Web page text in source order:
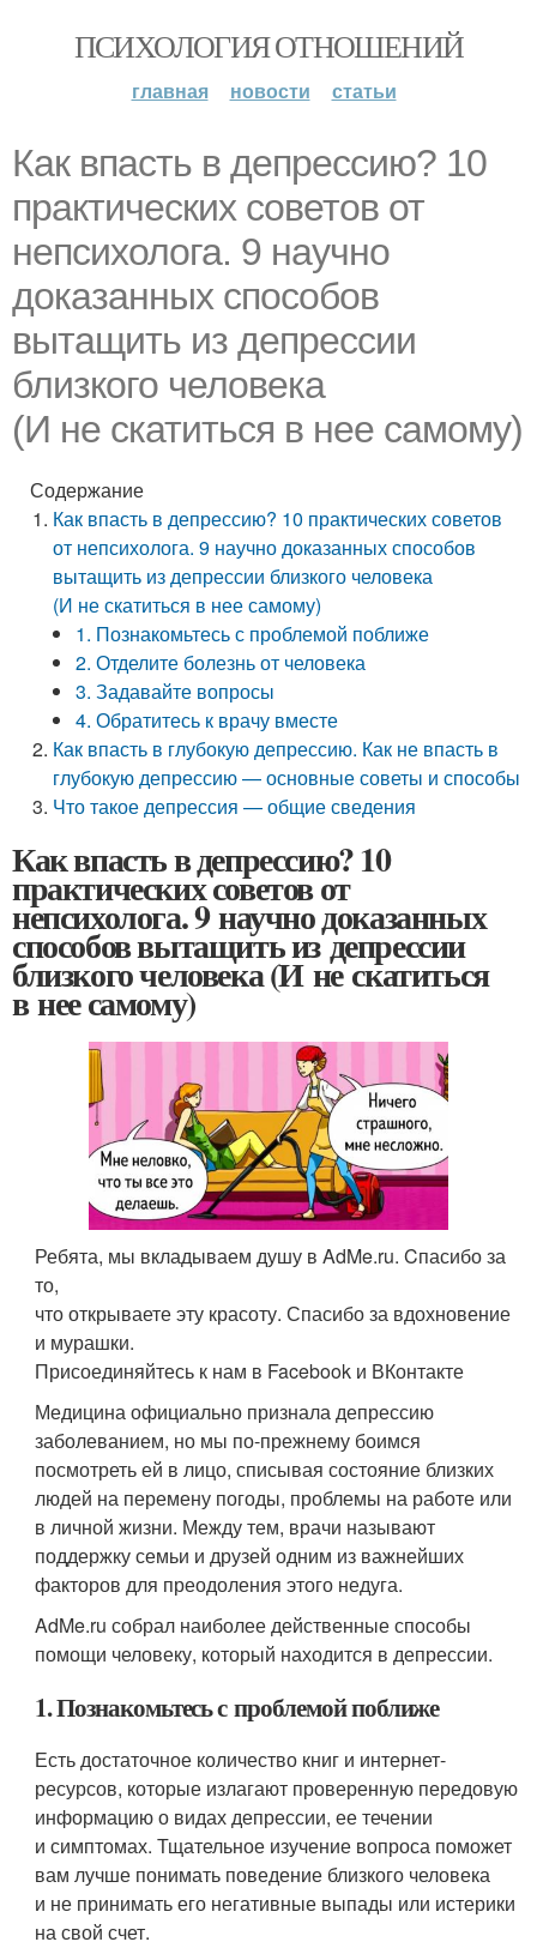
ПСИХОЛОГИЯ ОТНОШЕНИЙ
главная новости статьи
Как впасть в депрессию? 10
практических советов от
непсихолога. 9 научно
доказанных способов
вытащить из депрессии
близкого человека
(И не скатиться в нее самому)
Содержание
Как впасть в депрессию? 10 практических советов
от непсихолога. 9 научно доказанных способов
вытащить из депрессии близкого человека
(И не скатиться в нее самому)
1. Познакомьтесь с проблемой поближе
2. Отделите болезнь от человека
3. Задавайте вопросы
4. Обратитесь к врачу вместе
Как впасть в глубокую депрессию. Как не впасть в
глубокую депрессию — основные советы и способы
Что такое депрессия — общие сведения
Как впасть в депрессию? 10
практических советов от
непсихолога. 9 научно доказанных
способов вытащить из депрессии
близкого человека (И не скатиться
в нее самому)
Ребята, мы вкладываем душу в AdMe.ru. Cпасибо за
то,
что открываете эту красоту. Спасибо за вдохновение
и мурашки.
Присоединяйтесь к нам в Facebook и ВКонтакте
Медицина официально признала депрессию
заболеванием, но мы по-прежнему боимся
посмотреть ей в лицо, списывая состояние близких
людей на перемену погоды, проблемы на работе или
в личной жизни. Между тем, врачи называют
поддержку семьи и друзей одним из важнейших
факторов для преодоления этого недуга.
AdMe.ru собрал наиболее действенные способы
помощи человеку, который находится в депрессии.
1. Познакомьтесь с проблемой поближе
Есть достаточное количество книг и интернет-
ресурсов, которые излагают проверенную передовую
информацию о видах депрессии, ее течении
и симптомах. Тщательное изучение вопроса поможет
вам лучше понимать поведение близкого человека
и не принимать его негативные выпады или истерики
на свой счет.